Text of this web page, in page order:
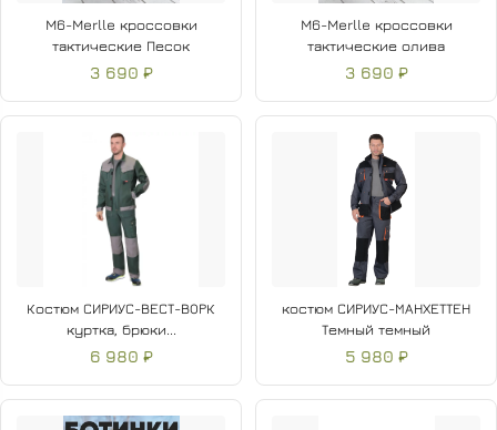
M6-Merlle кроссовки
тактические Песок
3 690 ₽
M6-Merlle кроссовки
тактические олива
3 690 ₽
Костюм СИРИУС-ВЕСТ-ВОРК
куртка, брюки...
6 980 ₽
костюм СИРИУС-МАНХЕТТЕН
Темный темный
5 980 ₽